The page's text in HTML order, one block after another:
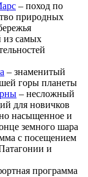
– поход по
природных
из самых
– знаменитый
горы планеты
– несложный
для новичков
насыщенное и
земного шара
с посещением
и
программа